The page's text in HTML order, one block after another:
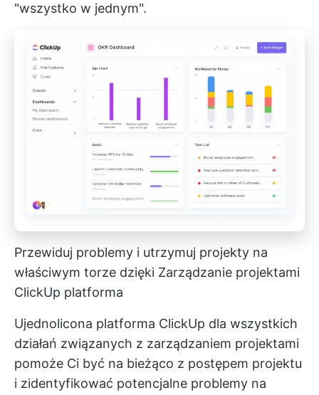
"wszystko w jednym".
Przewiduj problemy i utrzymuj projekty na
właściwym torze dzięki Zarządzanie projektami
ClickUp platforma
Ujednolicona platforma ClickUp dla wszystkich
działań związanych z zarządzaniem projektami
pomoże Ci być na bieżąco z postępem projektu
i zidentyfikować potencjalne problemy na